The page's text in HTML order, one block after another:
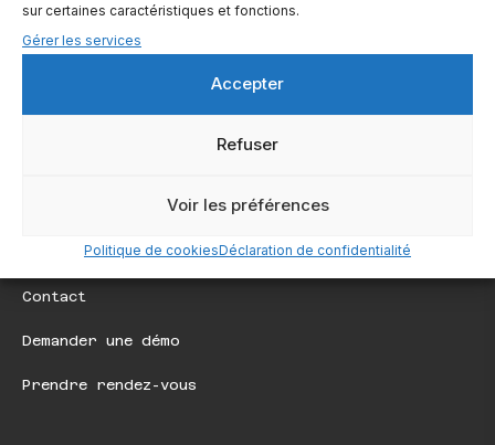
sur certaines caractéristiques et fonctions.
Gérer les services
Accepter
Refuser
Voir les préférences
Politique de cookiesDéclaration de confidentialité
L’IA qui convertit pour vous
Au plus proche de vous
Contact
Demander une démo
Prendre rendez-vous